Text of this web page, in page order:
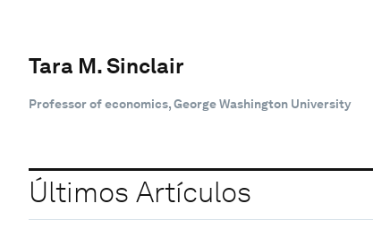
Tara M. Sinclair
Professor of economics, George Washington University
Últimos Artículos